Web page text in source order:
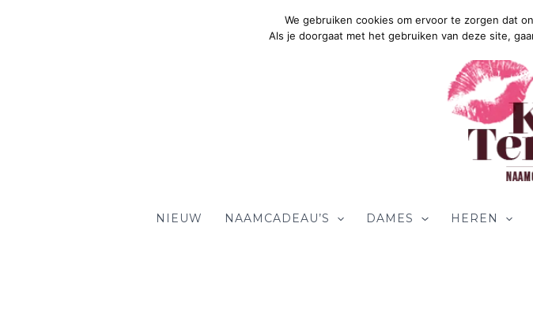
NIEUW NAAMCADEAU’S DAMES HEREN
We gebruiken cookies om ervoor te zorgen dat
Als je doorgaat met het gebruiken van deze site,